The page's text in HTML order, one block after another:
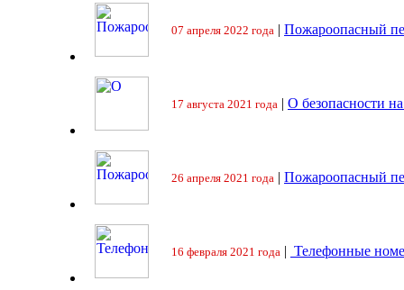
07 апреля 2022 года | Пожароопасный
17 августа 2021 года | О безопасности
26 апреля 2021 года | Пожароопасный
16 февраля 2021 года | Телефонные